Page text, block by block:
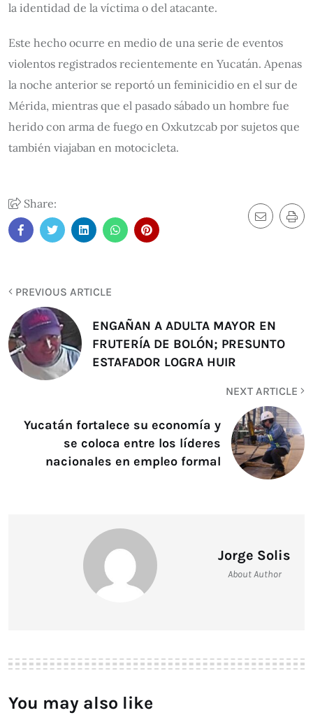
la identidad de la víctima o del atacante.
Este hecho ocurre en medio de una serie de eventos
violentos registrados recientemente en Yucatán. Apenas
la noche anterior se reportó un feminicidio en el sur de
Mérida, mientras que el pasado sábado un hombre fue
herido con arma de fuego en Oxkutzcab por sujetos que
también viajaban en motocicleta.
Share:
PREVIOUS ARTICLE
ENGAÑAN A ADULTA MAYOR EN
FRUTERÍA DE BOLÓN; PRESUNTO
ESTAFADOR LOGRA HUIR
NEXT ARTICLE
Yucatán fortalece su economía y
se coloca entre los líderes
nacionales en empleo formal
Jorge Solis
About Author
You may also like